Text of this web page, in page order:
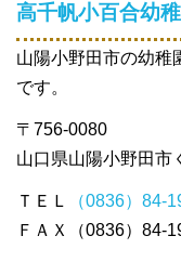
高千帆小百合幼
山陽小野田市の幼
です。
〒756-0080
山口県山陽小野田市
ＴＥＬ
（0836）84-
ＦＡＸ（0836）84-